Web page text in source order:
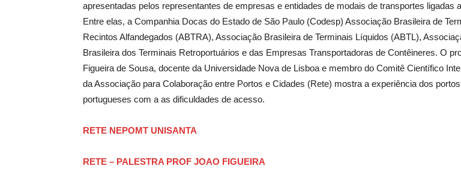
apresentadas pelos representantes de empresas e entidades de modais de transportes ligadas
Entre elas, a Companhia Docas do Estado de São Paulo (Codesp) Associação Brasileira de
Recintos Alfandegados (ABTRA), Associação Brasileira de Terminais Líquidos (ABTL),
Brasileira dos Terminais Retroportuários e das Empresas Transportadoras de Contêineres. O
Figueira de Sousa, docente da Universidade Nova de Lisboa e membro do Comitê Científico
da Associação para Colaboração entre Portos e Cidades (Rete) mostra a experiência dos portos
portugueses com a as dificuldades de acesso.
RETE NEPOMT UNISANTA
RETE – PALESTRA PROF JOAO FIGUEIRA